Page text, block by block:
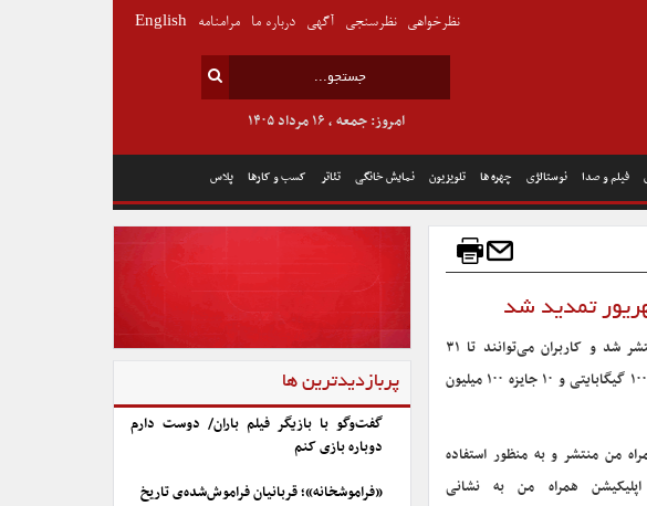
فیلم و صدا نوستالژی چهره ها تلویزیون نمایش خانگی تئاتر کسب و کارها پلاس
امروز: جمعه , ۱۶ مرداد ۱۴۰۵
نظرخواهی نظرسنجی آگهی درباره ما مرامنامه English
نسخه جدید اپلیکیشن همراه من در تمام استورهای معتبر منتشر شد و کاربران می‌توانند تا ۳۱
شهریورماه با نصب این نسخه در قرعه کشی هزار بسته اینترنت ۱۰۰ گیگابایتی و ۱۰ جایزه ۱۰۰ میلیون
من منتشر و به منظور استفاده
همراه من به نشانی
پربازدیدترین ها
گفت‌وگو با بازیگر فیلم باران/ دوست دارم
دوباره بازی کنم
«فراموشخانه»؛ قربانیان فراموش‌شده‌ی تاریخ